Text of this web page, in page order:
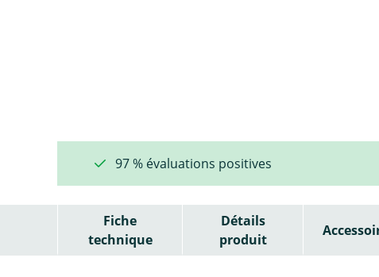
97 % évaluations positives
Fiche
technique
Détails
produit